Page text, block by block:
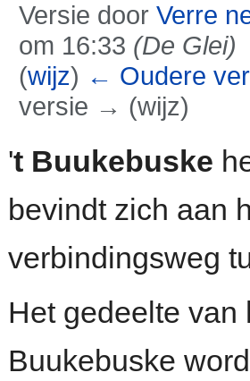
Versie door Verre
om 16:33 (De Glei)
(wijz) ← Oudere
versie → (wijz)
't Buukebuske
bevindt zich aan
verbindingsweg
Het gedeelte van
Buukebuske